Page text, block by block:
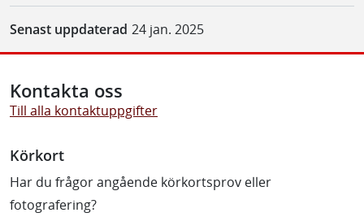
Senast uppdaterad 24 jan. 2025
Kontakta oss
Till alla kontaktuppgifter
Körkort
Har du frågor angående körkortsprov eller
fotografering?